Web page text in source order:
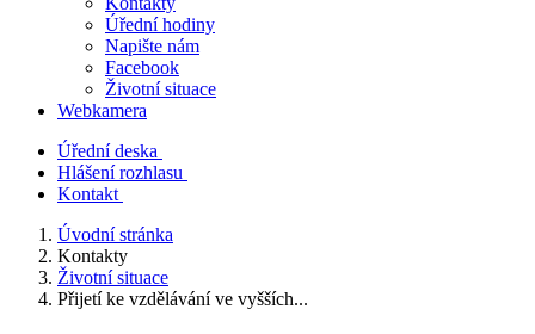
Úřední hodiny
Napište nám
Facebook
Životní situace
Webkamera
Úřední deska
Hlášení rozhlasu
Kontakt
Úvodní stránka
Kontakty
Životní situace
Přijetí ke vzdělávání ve vyšších...